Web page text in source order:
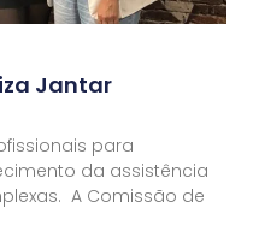
Jantar
para
da assistência
A Comissão de